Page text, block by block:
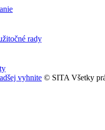
vyhnite © SITA Všetky